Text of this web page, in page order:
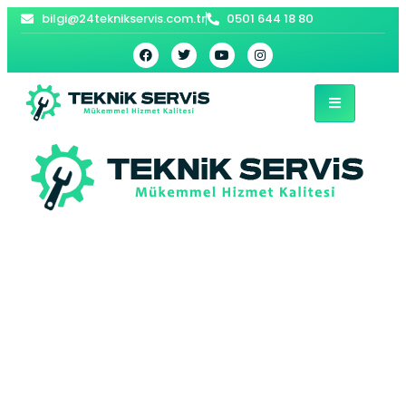
bilgi@24teknikservis.com.tr 0501 644 18 80